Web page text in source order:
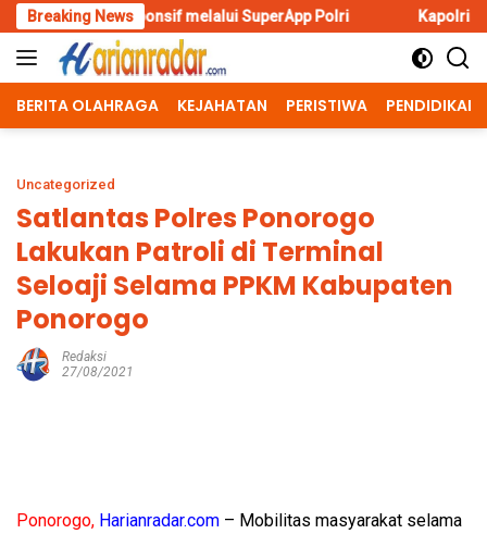
Skip
to
content
Breaking News
melalui SuperApp Polri Kapolri Tutup E-sports
BERITA OLAHRAGA KEJAHATAN PERISTIWA PENDIDIKAN
Uncategorized
Satlantas Polres Ponorogo
Lakukan Patroli di Terminal
Seloaji Selama PPKM Kabupaten
Ponorogo
Redaksi
27/08/2021
Ponorogo, Harianradar.com – Mobilitas masyarakat selama